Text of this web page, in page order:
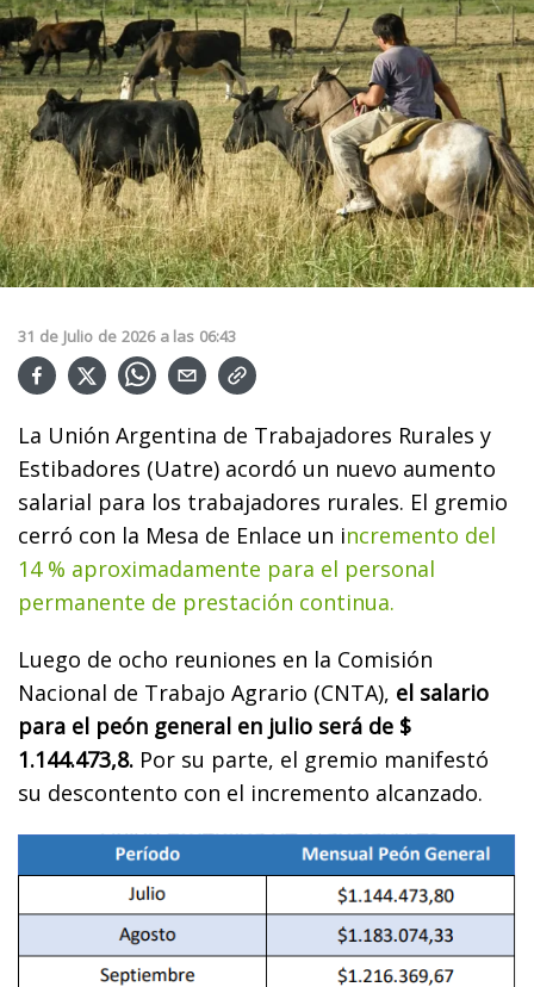
31 de Julio de 2026 a las 06:43
La Unión Argentina de Trabajadores Rurales y
Estibadores (Uatre) acordó un nuevo aumento
salarial para los trabajadores rurales. El gremio
cerró con la Mesa de Enlace un incremento del
14 % aproximadamente para el personal
permanente de prestación continua.
Luego de ocho reuniones en la Comisión
Nacional de Trabajo Agrario (CNTA), el salario
para el peón general en julio será de $
1.144.473,8. Por su parte, el gremio manifestó
su descontento con el incremento alcanzado.